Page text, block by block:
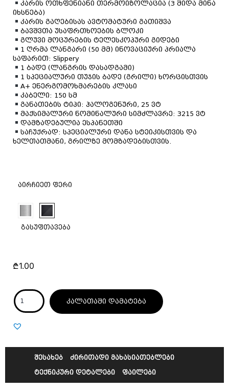
კარის ოთხფენიანი თერმოიზოლაცია (3 შიდა მინა
იხსნება)
კარის გაღებისას ავტომატური გათიშვა
ბავშვთა უსაფრთხოების ბლოკი
გლუვი მოცურების ტელესკოპური გიდები
1 ღრმა ლანგარი (50 მმ) ინოვაციური პრიალა
საფარით: Slippery
1 ბადე (ლანგრის დასადგამი)
1 სპეციალური თუჯის ბადე (გრილი) ხორცისთვის
А+ ენერგომოხმარების კლასი
კაბელი: 150 სმ
განათების ტიპი: ჰალოგენური, 25 ვტ
მაქსიმალური ნომინალური სიმძლავრე: 3215 ვტ
დამზადებულია ესპანეთში
საჩუქრად: სპეციალური დანა სტეიკისთვის და
ხელთათმანი, გრილზე მომზადებისთვის.
აირჩიეთ ფერი
გასუფთავება
₾1.00
კალათაში დამატება
შესახებ
ძირითადი მახასიათებლები
ტექნიკური დეტალები
ფაილები